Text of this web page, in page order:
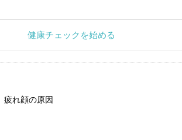
健康チェックを始める
疲れ顔の原因